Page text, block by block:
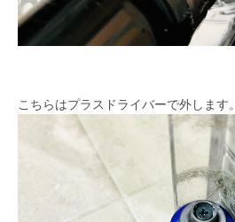
こちらはプラスドライバーで外します。